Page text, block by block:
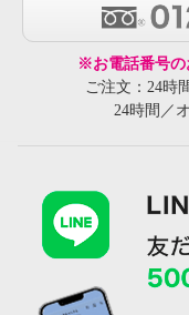
※お電話番号の
ご注文：24時
24時間／